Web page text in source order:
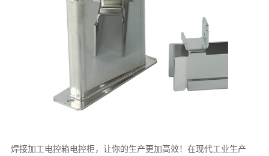
焊接加工电控箱电控柜，让你的生产更加高效！在现代工业生产